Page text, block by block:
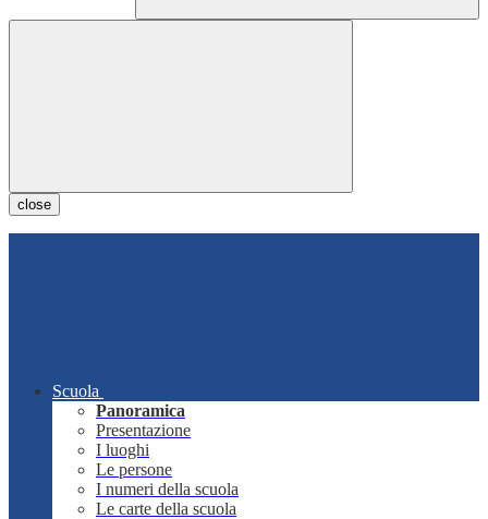
close
Scuola
Panoramica
Presentazione
I luoghi
Le persone
I numeri della scuola
Le carte della scuola